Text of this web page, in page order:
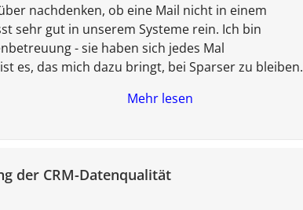
nachdenken, ob eine Mail nicht in einem
sehr gut in unserem Systeme rein. Ich bin
- sie haben sich jedes Mal
es, das mich dazu bringt, bei Sparser zu bleiben.
Mehr lesen
der CRM-Datenqualität